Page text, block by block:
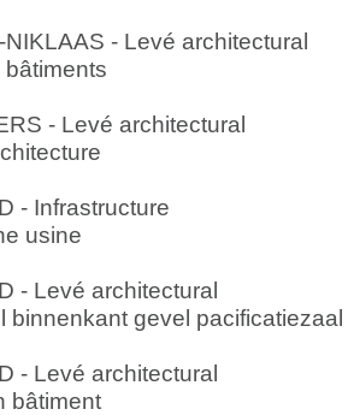
NIKLAAS - Levé architectural
- Levé architectural
- Infrastructure
usine
- Levé architectural
binnenkant gevel
- Levé architectural
bâtiment